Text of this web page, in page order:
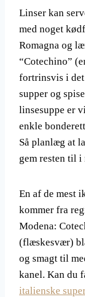
Linser kan
med noget
Romagna og
“Cotechino”
fortrinsvis i
supper og
linsesuppe er
enkle
Så planlæg at
gem resten til i
En af de mest
kommer fra
Modena:
(flæskesvær)
og smagt til
kanel. Kan du
italienske